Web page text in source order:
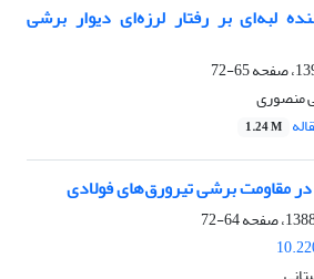
لبه‌ای بر رفتار لرزه‌ای دیوار برشی
65-72
منصوری
1.24 M
مقاومت برشی تیرورق‌های فولادی
64-72